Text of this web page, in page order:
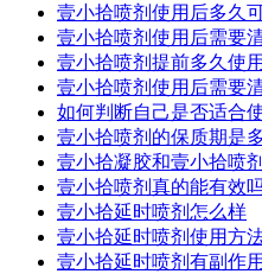
壹小拾喷剂使用后多久
壹小拾喷剂使用后需要
壹小拾喷剂提前多久使
壹小拾喷剂使用后需要
如何判断自己是否适合
壹小拾喷剂的保质期是
壹小拾凝胶和壹小拾喷
壹小拾喷剂真的能有效
壹小拾延时喷剂怎么样
壹小拾延时喷剂使用方
壹小拾延时喷剂有副作